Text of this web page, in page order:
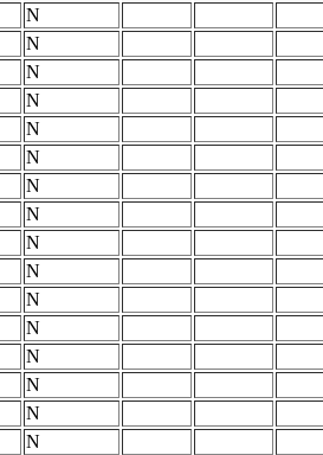
N
N
N
N
N
N
N
N
N
N
N
N
N
N
N
N